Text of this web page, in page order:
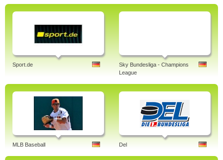
Sport.de
Sky Bundesliga - Champions
League
MLB Baseball Del